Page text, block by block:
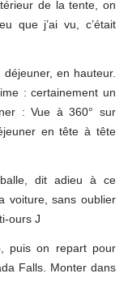
de la tente, on
que j’ai vu, c’était
en hauteur.
: certainement un
: Vue à 360° sur
en tête à tête
dit adieu à ce
voiture, sans oublier
ours J
puis on repart pour
Falls. Monter dans